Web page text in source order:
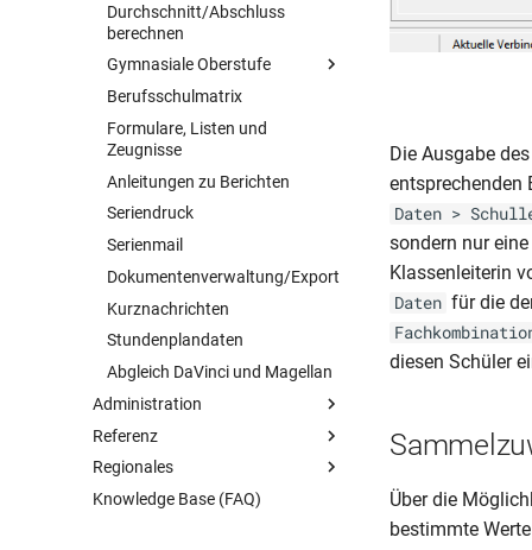
Durchschnitt/Abschluss
berechnen
Gymnasiale Oberstufe
Übersicht
Vorbereitung
Schüler synchronisieren
Fachwahl
Abiturberechnung
Berufsschulmatrix
Formulare, Listen und
Zeugnisse
Anleitungen zu Berichten
Seriendruck
Serienmail
Dokumentenverwaltung/Export
Kurznachrichten
Stundenplandaten
Abgleich DaVinci und Magellan
Administration
Übersicht
Magellan Administrator
Übersicht
Weitere Themen
Referenz
Übersicht
Tastaturkürzel
Regionales
Übersicht
Knowledge Base (FAQ)
Die Ausgabe
entsprechenden
Daten >
sondern nur
Klassenleiterin
Daten für die
diesen Schüler
Über die
bestimmte